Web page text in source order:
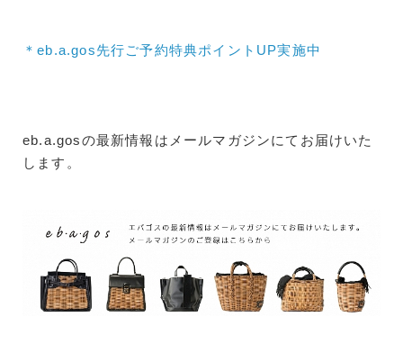
＊eb.a.gos先行ご予約特典ポイントUP実施中
eb.a.gosの最新情報はメールマガジンにてお届けいた
します。